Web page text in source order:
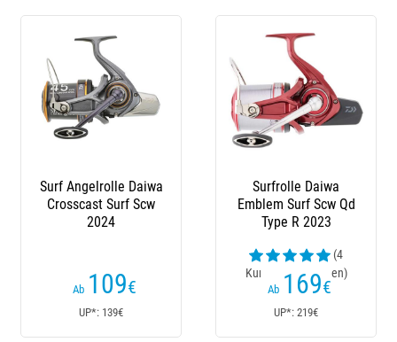
Surf Angelrolle Daiwa
Crosscast Surf Scw
2024
109€
UP*: 139€
Surfrolle Daiwa
Emblem Surf Scw Qd
Type R 2023
(4
Kundenrezensionen)
169€
UP*: 219€